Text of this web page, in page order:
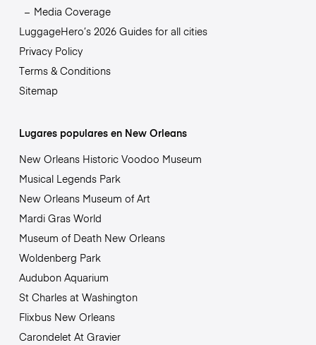
Media Coverage
LuggageHero’s 2026 Guides for all cities
Privacy Policy
Terms & Conditions
Sitemap
Lugares populares en New Orleans
New Orleans Historic Voodoo Museum
Musical Legends Park
New Orleans Museum of Art
Mardi Gras World
Museum of Death New Orleans
Woldenberg Park
Audubon Aquarium
St Charles at Washington
Flixbus New Orleans
Carondelet At Gravier